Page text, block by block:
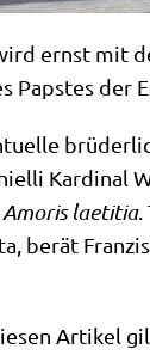
ernst mit
Pap­stes der
Kar­di­nal
Amo­ris lae­ti­tia.
berät
Arti­kel